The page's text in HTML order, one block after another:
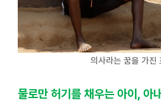
의사라는 꿈을 가진
물로만 허기를 채우는 아이, 아